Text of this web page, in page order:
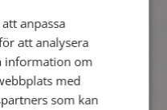
i Västra Götalands län
- 34 år
kan du visa upp dig för
andra singlar på
anpassa
att analysera
information om
med
som kan